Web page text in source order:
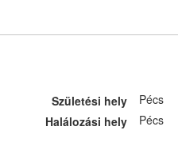
Születési hely
Pécs
Halálozási hely
Pécs